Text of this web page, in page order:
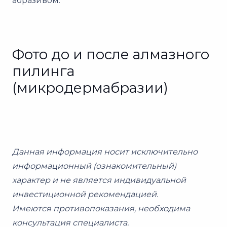
Фото до и после алмазного
пилинга
(микродермабразии)
Данная информация носит исключительно
информационный (ознакомительный)
характер и не является индивидуальной
инвестиционной рекомендацией.
Имеются противопоказания, необходима
консультация специалиста.